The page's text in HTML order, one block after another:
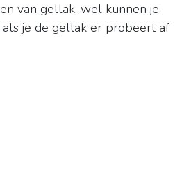
van gellak, wel kunnen je
als je de gellak er probeert af